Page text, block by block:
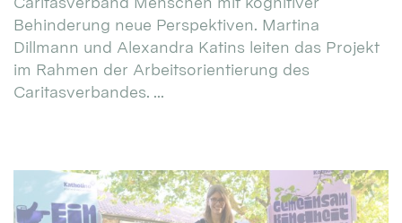
Behinderung neue Perspektiven. Martina
Dillmann und Alexandra Katins leiten das Projekt
im Rahmen der Arbeitsorientierung des
Caritasverbandes. ...